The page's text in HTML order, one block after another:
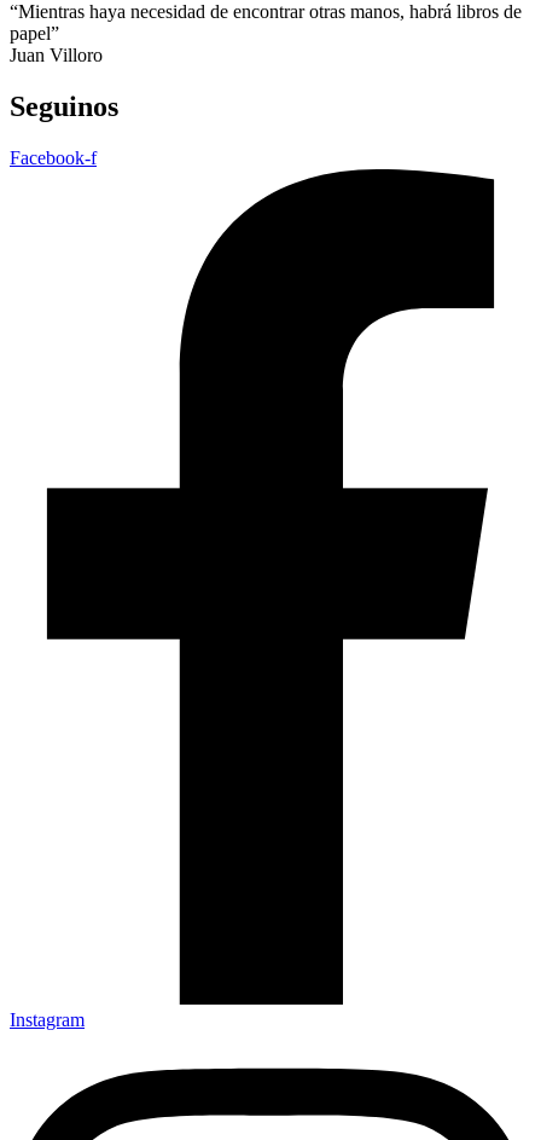
“Mientras haya necesidad de encontrar otras manos, habrá libros de
papel”
Juan Villoro
Seguinos
Facebook-f
Instagram